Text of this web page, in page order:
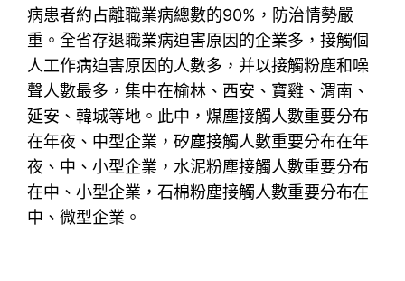
病患者約占離職業病總數的90%，防治情勢嚴
重。全省存退職業病迫害原因的企業多，接觸個
人工作病迫害原因的人數多，并以接觸粉塵和噪
聲人數最多，集中在榆林、西安、寶雞、渭南、
延安、韓城等地。此中，煤塵接觸人數重要分布
在年夜、中型企業，矽塵接觸人數重要分布在年
夜、中、小型企業，水泥粉塵接觸人數重要分布
在中、小型企業，石棉粉塵接觸人數重要分布在
中、微型企業。